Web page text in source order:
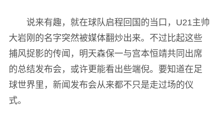
说来有趣，就在球队启程回国的当口，U21主帅
大岩刚的名字突然被媒体翻炒出来。不过比起这些
捕风捉影的传闻，明天森保一与宫本恒靖共同出席
的总结发布会，或许更能看出些端倪。要知道在足
球世界里，新闻发布会从来都不只是走过场的仪
式。